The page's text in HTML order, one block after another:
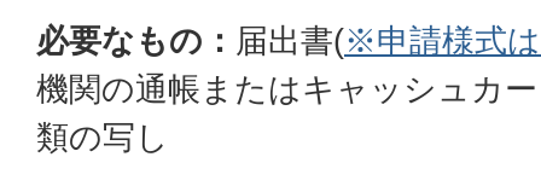
必要なもの： 届出書(※申請様式
機関の通帳またはキャッシュカ
類の写し